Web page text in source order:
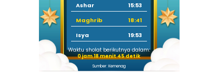
Ashar
15:53
Maghrib
18:41
Isya
19:53
Waktu sholat berikutnya dalam:
0 jam 18 menit 44 detik
Sumber: Kemenag